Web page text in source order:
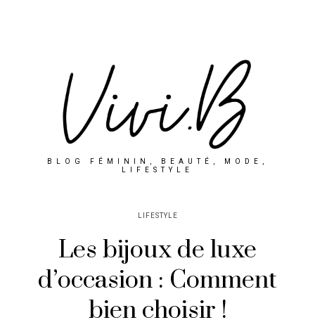
BLOG FÉMININ, BEAUTÉ, MODE,
LIFESTYLE
LIFESTYLE
Les bijoux de luxe
d’occasion : Comment
bien choisir !